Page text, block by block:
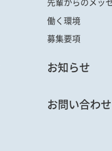
働く環境
募集要項
お知らせ
お問い合わせ